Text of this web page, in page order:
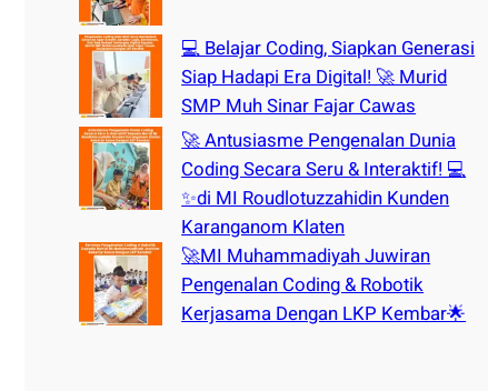
💻 Belajar Coding, Siapkan Generasi
Siap Hadapi Era Digital! 🚀 Murid
SMP Muh Sinar Fajar Cawas
🚀 Antusiasme Pengenalan Dunia
Coding Secara Seru & Interaktif! 💻
✨di MI Roudlotuzzahidin Kunden
Karanganom Klaten
🚀MI Muhammadiyah Juwiran
Pengenalan Coding & Robotik
Kerjasama Dengan LKP Kembar🌟